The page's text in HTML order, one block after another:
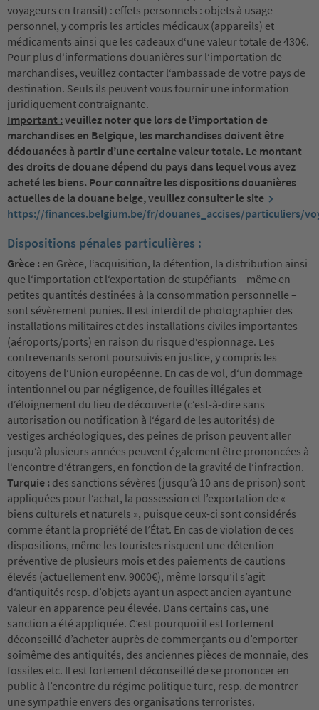
voyageurs en transit) : effets personnels : objets à usage
personnel, y compris les articles médicaux (appareils) et
médicaments ainsi que les cadeaux d‘une valeur totale de 430€.
Pour plus d‘informations douanières sur l‘importation de
marchandises, veuillez contacter l‘ambassade de votre pays de
destination. Seuls ils peuvent vous fournir une information
juridiquement contraignante.
Important :veuillez noter que lors de l’importation de
marchandises en Belgique, les marchandises doivent être
dédouanées à partir d’une certaine valeur totale. Le montant
des droits de douane dépend du pays dans lequel vous avez
acheté les biens. Pour connaître les dispositions douanières
actuelles de la douane belge, veuillez consulter le site
https://finances.belgium.be/fr/douanes_accises/particuliers/
Dispositions pénales particulières :
Grèce : en Grèce, l‘acquisition, la détention, la distribution ainsi
que l‘importation et l‘exportation de stupéfiants – même en
petites quantités destinées à la consommation personnelle –
sont sévèrement punies. Il est interdit de photographier des
installations militaires et des installations civiles importantes
(aéroports/ports) en raison du risque d‘espionnage. Les
contrevenants seront poursuivis en justice, y compris les
citoyens de l‘Union européenne. En cas de vol, d‘un dommage
intentionnel ou par négligence, de fouilles illégales et
d‘éloignement du lieu de découverte (c‘est-à-dire sans
autorisation ou notification à l‘égard de les autorités) de
vestiges archéologiques, des peines de prison peuvent aller
jusqu‘à plusieurs années peuvent également être prononcées à
l‘encontre d‘étrangers, en fonction de la gravité de l‘infraction.
Turquie : des sanctions sévères (jusqu’à 10 ans de prison) sont
appliquées pour l‘achat, la possession et l’exportation de «
biens culturels et naturels », puisque ceux-ci sont considérés
comme étant la propriété de l’État. En cas de violation de ces
dispositions, même les touristes risquent une détention
préventive de plusieurs mois et des paiements de cautions
élevés (actuellement env. 9000€), même lorsqu’il s’agit
d‘antiquités resp. d’objets ayant un aspect ancien ayant une
valeur en apparence peu élevée. Dans certains cas, une
sanction a été appliquée. C’est pourquoi il est fortement
déconseillé d’acheter auprès de commerçants ou d’emporter
soimême des antiquités, des anciennes pièces de monnaie, des
fossiles etc. Il est fortement déconseillé de se prononcer en
public à l’encontre du régime politique turc, resp. de montrer
une sympathie envers des organisations terroristes.